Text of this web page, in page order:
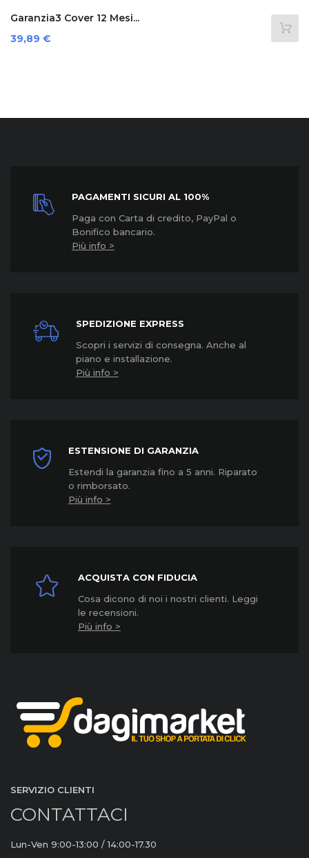
Garanzia3 Cover 12 Mesi...
Prezzo
39,89 €
PAGAMENTI SICURI AL 100%
Paga con Carta di credito, PayPal o
Bonifico bancario.
Più info >
SPEDIZIONE EXPRESS
Scopri i servizi di consegna. Anche al
piano e installazione.
Più info >
ESTENSIONE DI GARANZIA
Estendi la garanzia fino a 5 anni. Riparato
o rimborsato.
Più info >
ACQUISTA CON FIDUCIA
Cosa dicono di noi i nostri clienti. Leggi
le recensioni.
Più info >
SERVIZIO CLIENTI
CONTATTACI
Lun-Ven 9:00-13:00 / 14:00-17.30